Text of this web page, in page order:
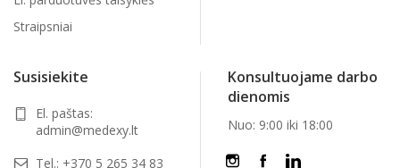
Straipsniai
Susisiekite
El. paštas:
admin@medexy.lt
Tel.: +370 5 265 34 83
Konsultuojame darbo
dienomis
Nuo: 9:00 iki 18:00